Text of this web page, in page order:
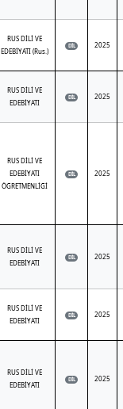
RUS DİLİ VE
EDEBİYATI (Rus.)
DİL 2025
RUS DİLİ VE
EDEBİYATI
DİL 2025
RUS DİLİ VE
EDEBİYATI
ÖĞRETMENLİĞİ
DİL 2025
RUS DİLİ VE
EDEBİYATI
DİL 2025
RUS DİLİ VE
EDEBİYATI
DİL 2025
RUS DİLİ VE
EDEBİYATI
DİL 2025